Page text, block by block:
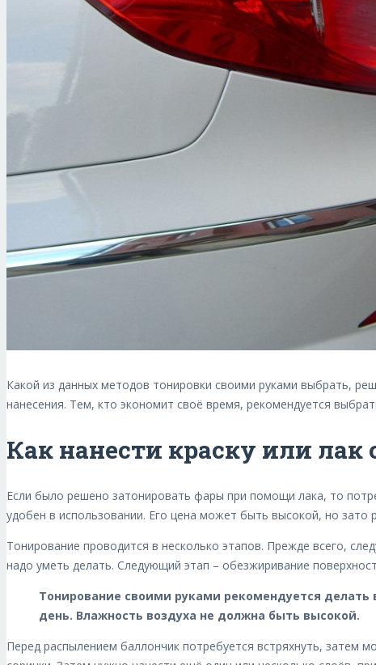
Какой из данных методов тонировки своими руками выбрать,
нанесения. Тем, кто экономит своё время, рекомендуется
Как нанести краску или
Если было решено затонировать фары при помощи лака, то
удобен в использовании. Его цена может быть высокой, но зато
Тонирование проводится в несколько этапов. Прежде всего,
надо уметь делать. Следующий этап – обезжиривание
Тонирование своими руками рекомендуется
день. Влажность воздуха не должна быть высокой.
Перед распылением баллончик потребуется встряхнуть, затем